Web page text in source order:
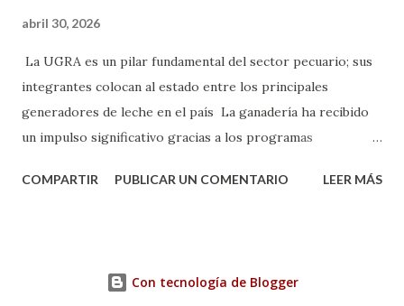
abril 30, 2026
La UGRA es un pilar fundamental del sector pecuario; sus
integrantes colocan al estado entre los principales
generadores de leche en el país La ganadería ha recibido
un impulso significativo gracias a los programas
muestra de su respaldo firme y decidido al campo, la
compromiso de trabajar de la mano con los productores
COMPARTIR PUBLICAR UN COMENTARIO LEER MÁS
Con tecnología de Blogger